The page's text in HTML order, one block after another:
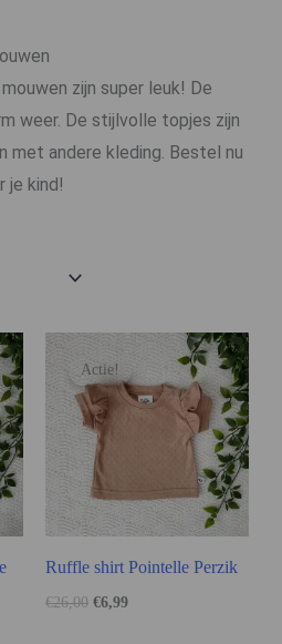
zijn super leuk! De
weer. De stijlvolle topjes zijn
met andere kleding. Bestel nu
je kind!
Actie!
Ruffle shirt Pointelle Perzik
€26,00 €6,99